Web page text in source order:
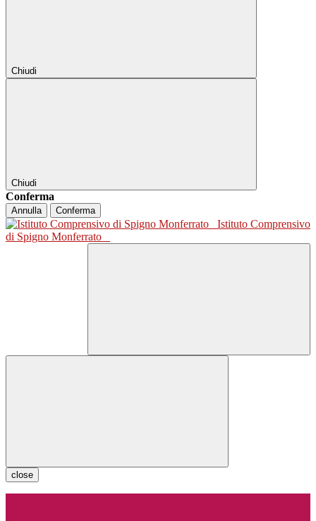
Chiudi
Chiudi
Conferma
Annulla Conferma
Istituto Comprensivo
di Spigno Monferrato
close